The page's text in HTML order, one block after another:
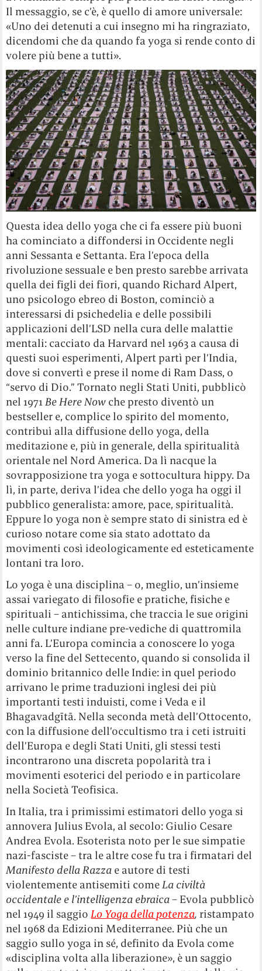
Il messaggio, se c’è, è quello di amore universale:
«Uno dei detenuti a cui insegno mi ha ringraziato,
dicendomi che da quando fa yoga si rende conto di
volere più bene a tutti».
Questa idea dello yoga che ci fa essere più buoni
ha cominciato a diffondersi in Occidente negli
anni Sessanta e Settanta. Era l’epoca della
rivoluzione sessuale e ben presto sarebbe arrivata
quella dei figli dei fiori, quando Richard Alpert,
uno psicologo ebreo di Boston, cominciò a
interessarsi di psichedelia e delle possibili
applicazioni dell’LSD nella cura delle malattie
mentali: cacciato da Harvard nel 1963 a causa di
questi suoi esperimenti, Alpert partì per l’India,
dove si convertì e prese il nome di Ram Dass, o
“servo di Dio.” Tornato negli Stati Uniti, pubblicò
nel 1971Be Here Now che presto diventò un
bestseller e, complice lo spirito del momento,
contribuì alla diffusione dello yoga, della
meditazione e, più in generale, della spiritualità
orientale nel Nord America. Da lì nacque la
sovrapposizione tra yoga e sottocultura hippy. Da
lì, in parte, deriva l’idea che dello yoga ha oggi il
pubblico generalista: amore, pace, spiritualità.
Eppure lo yoga non è sempre stato di sinistra ed è
curioso notare come sia stato adottato da
movimenti così ideologicamente ed esteticamente
lontani tra loro.
Lo yoga è una disciplina – o, meglio, un’insieme
assai variegato di filosofie e pratiche, fisiche e
spirituali – antichissima, che traccia le sue origini
nelle culture indiane pre-vediche di quattromila
anni fa. L’Europa comincia a conoscere lo yoga
verso la fine del Settecento, quando si consolida il
dominio britannico delle Indie: in quel periodo
arrivano le prime traduzioni inglesi dei più
importanti testi induisti, come i Veda e il
Bhagavadgītā. Nella seconda metà dell’Ottocento,
con la diffusione dell’occultismo tra i ceti istruiti
dell’Europa e degli Stati Uniti, gli stessi testi
incontrarono una discreta popolarità tra i
movimenti esoterici del periodo e in particolare
nella Società Teofisica.
In Italia, tra i primissimi estimatori dello yoga si
annovera Julius Evola, al secolo: Giulio Cesare
Andrea Evola. Esoterista noto per le sue simpatie
nazi-fasciste – tra le altre cose fu tra i firmatari del
Manifesto della Razza e autore di testi
violentemente antisemiti comeLa civiltà
occidentale e l’intelligenza ebraica– Evola pubblicò
nel 1949 il saggioLo Yoga della potenza, ristampato
nel 1968 da Edizioni Mediterranee. Più che un
saggio sullo yoga in sé, definito da Evola come
«disciplina volta alla liberazione», è un saggio